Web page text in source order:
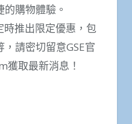
購物體驗。
推出限定優惠，包
請密切留意GSE官
取最新消息！